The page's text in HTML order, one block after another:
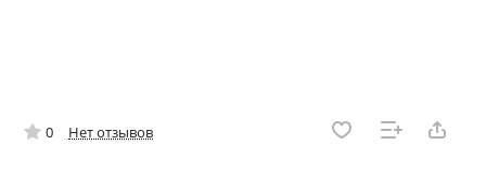
0 Нет отзывов